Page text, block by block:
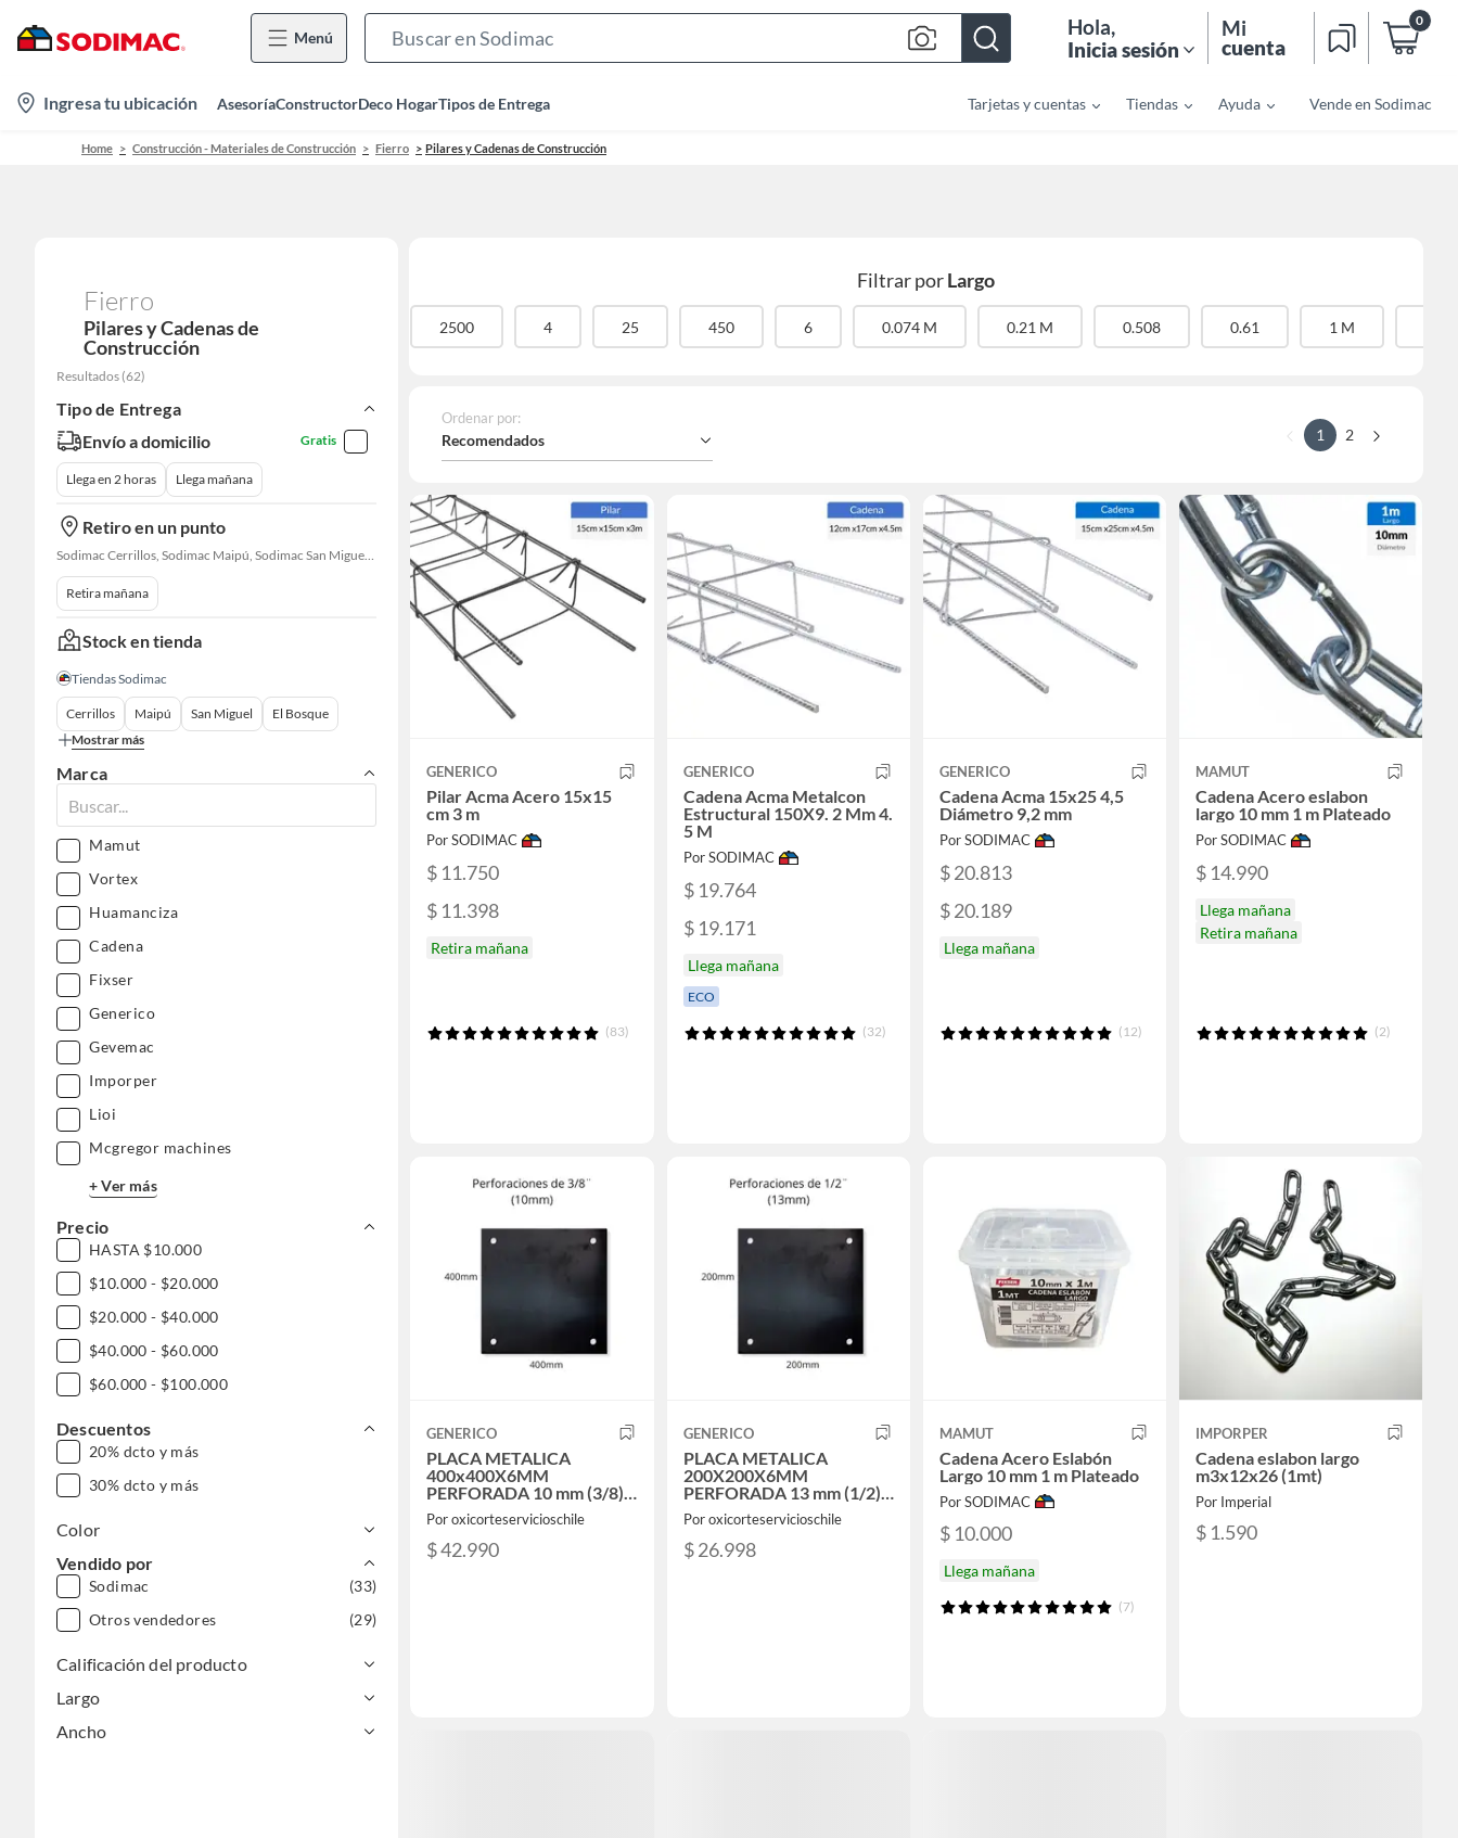
Menú
Bar
Hola,
Inicia sesión
Mi
cuenta
0
location-
icon
Ingresa tu ubicación AsesoríaConstructorDeco HogarTipos de Entrega Tarjetas y cuentas Tiendas Ayuda Vende en Sodimac
Home Construcción - Materiales de Construcción Fierro Pilares y Cadenas de Construcción
Fierro
Pilares y Cadenas de
Construcción
Resultados (62)
Tipo de Entrega
Envío a domicilio
Gratis
Llega en 2 horas Llega mañana
Retiro en un punto
Sodimac Cerrillos, Sodimac Maipú, Sodimac San Miguel, Sodimac El Bosque, Sodimac San Bernardo, Constructor Cantagallo, Sodimac Talagante, Sodimac San Fernando
Retira mañana
Stock en tienda
Tiendas Sodimac
Cerrillos Maipú San Miguel
El Bosque
Mostrar más
Marca
Mamut
Vortex
Huamanciza
Cadena
Fixser
Generico
Gevemac
Imporper
Lioi
Mcgregor machines
+ Ver más
Precio
HASTA $10.000
$10.000 - $20.000
$20.000 - $40.000
$40.000 - $60.000
$60.000 - $100.000
Descuentos
20% dcto y más
30% dcto y más
Color
Vendido por
Sodimac
(33)
Otros vendedores
(29)
Calificación del producto
Largo
Ancho
Filtrar porLargo
0.21 10 2500 4 25 450 6 0.074 M 0.21 M 0.508 0.61 1 M
Ordenar por:
Recomendados 1 2
GENERICO
Pilar Acma Acero 15x15
cm 3 m
Por SODIMAC
$ 11.750
$ 11.398
Retira mañana
(83)
GENERICO
Cadena Acma Metalcon
Estructural 150X9. 2 Mm 4.
5 M
Por SODIMAC
$ 19.764
$ 19.171
Llega mañana
ECO
(32)
GENERICO
Cadena Acma 15x25 4,5
Diámetro 9,2 mm
Por SODIMAC
$ 20.813
$ 20.189
Llega mañana
(12)
MAMUT
Cadena Acero eslabon
largo 10 mm 1 m Plateado
Por SODIMAC
$ 14.990
Llega mañana
Retira mañana
(2)
GENERICO
PLACA METALICA
400x400X6MM
PERFORADA 10 mm (3/8)
ACERO A36 / ...
Por oxicorteservicioschile
$ 42.990
GENERICO
PLACA METALICA
200X200X6MM
PERFORADA 13 mm (1/2)
ACERO A36 / Flanche
Por oxicorteservicioschile
$ 26.998
MAMUT
Cadena Acero Eslabón
Largo 10 mm 1 m Plateado
Por SODIMAC
$ 10.000
Llega mañana
(7)
IMPORPER
Cadena eslabon largo
m3x12x26 (1mt)
Por Imperial
$ 1.590